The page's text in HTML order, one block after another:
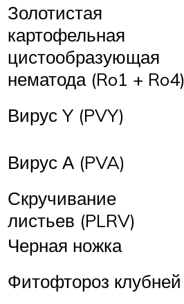
Золотистая
картофельная
цистообразующая
нематода (Ro1 + Ro4)
Вирус Y (PVY)
Вирус А (PVA)
Скручивание
листьев (PLRV)
Черная ножка
Фитофтороз клубней